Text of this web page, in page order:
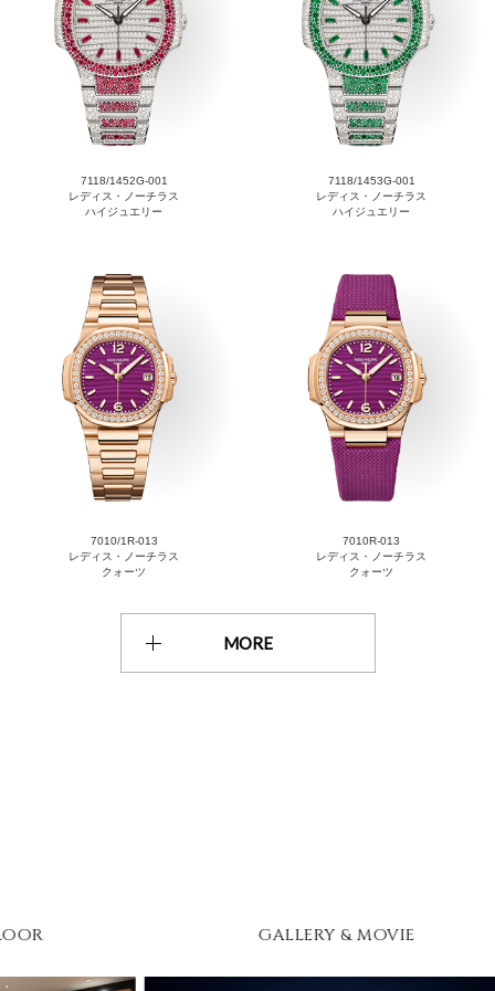
7118/1452G-001
レディス・ノーチラス
ハイジュエリー
7118/1453G-001
レディス・ノーチラス
ハイジュエリー
7010/1R-013
レディス・ノーチラス
クォーツ
7010R-013
レディス・ノーチラス
クォーツ
MORE
GALLERY & MOVIE